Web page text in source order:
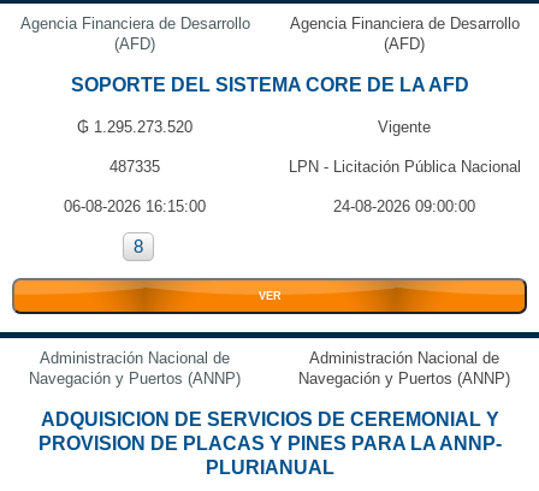
Agencia Financiera de Desarrollo
(AFD)
Agencia Financiera de Desarrollo
(AFD)
SOPORTE DEL SISTEMA CORE DE LA AFD
₲ 1.295.273.520 Vigente
487335 LPN - Licitación Pública Nacional
06-08-2026 16:15:00 24-08-2026 09:00:00
8
VER
Administración Nacional de
Navegación y Puertos (ANNP)
Administración Nacional de
Navegación y Puertos (ANNP)
ADQUISICION DE SERVICIOS DE CEREMONIAL Y
PROVISION DE PLACAS Y PINES PARA LA ANNP-
PLURIANUAL